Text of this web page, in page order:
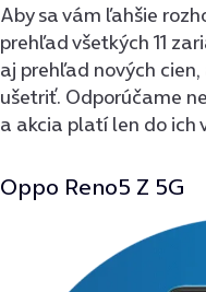
Aby sa vám ľahšie
prehľad všetkých 11
aj prehľad nových
ušetriť. Odporúčame
a akcia platí len do ich
Oppo Reno5 Z 5G